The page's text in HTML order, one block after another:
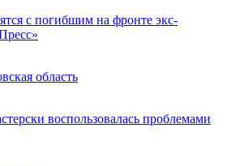
с погибшим на фронте экс-
область
воспользовалась проблемами